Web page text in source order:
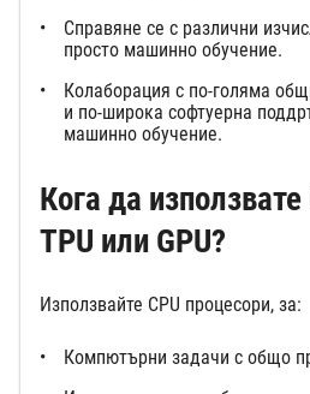
Справяне се с различни
просто машинно обучение.
Колаборация с по-голяма
и по-широка софтуерна
машинно обучение.
Кога да
TPU или GPU?
Използвайте CPU процесори, за:
Компютърни задачи с общо